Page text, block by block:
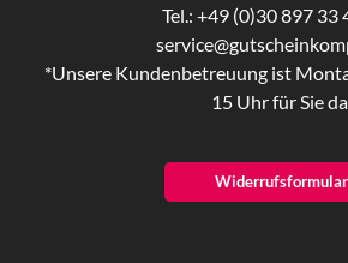
Tel.: +49 (0)30 897 33
*Unsere Kundenbetreuung ist
15 Uhr für Sie
Widerrufsformular